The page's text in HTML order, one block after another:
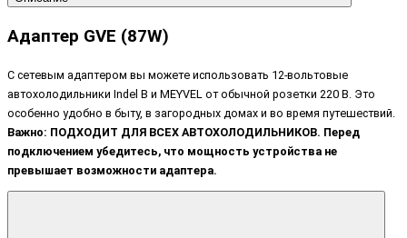
Адаптер GVE (87W)
С сетевым адаптером вы можете использовать 12-вольтовые
автохолодильники Indel B и MEYVEL от обычной розетки 220 В. Это
особенно удобно в быту, в загородных домах и во время путешествий.
Важно: ПОДХОДИТ ДЛЯ ВСЕХ АВТОХОЛОДИЛЬНИКОВ. Перед
подключением убедитесь, что мощность устройства не
превышает возможности адаптера.